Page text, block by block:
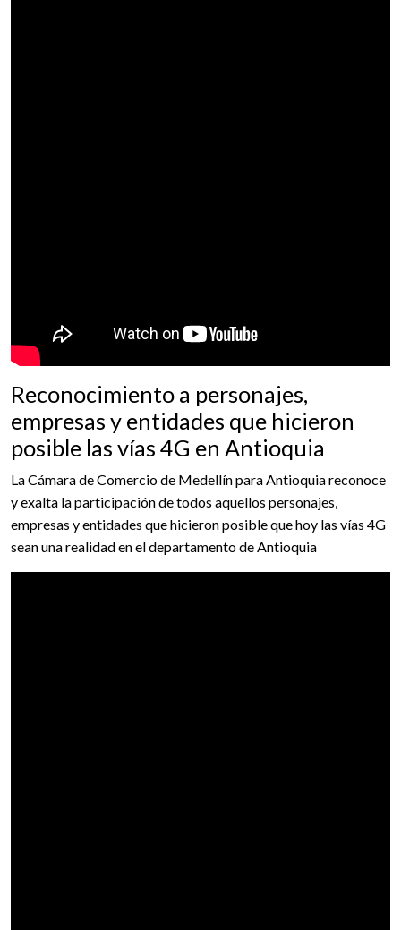
Reconocimiento a personajes,
empresas y entidades que hicieron
posible las vías 4G en Antioquia
La Cámara de Comercio de Medellín para Antioquia reconoce
y exalta la participación de todos aquellos personajes,
empresas y entidades que hicieron posible que hoy las vías 4G
sean una realidad en el departamento de Antioquia